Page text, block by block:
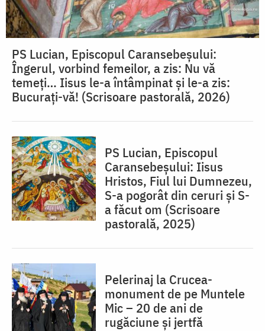
PS Lucian, Episcopul Caransebeșului:
Îngerul, vorbind femeilor, a zis: Nu vă
temeți… Iisus le-a întâmpinat și le-a zis:
Bucurați-vă! (Scrisoare pastorală, 2026)
PS Lucian, Episcopul
Caransebeșului: Iisus
Hristos, Fiul lui Dumnezeu,
S-a pogorât din ceruri și S-
a făcut om (Scrisoare
pastorală, 2025)
Pelerinaj la Crucea-
monument de pe Muntele
Mic – 20 de ani de
rugăciune și jertfă